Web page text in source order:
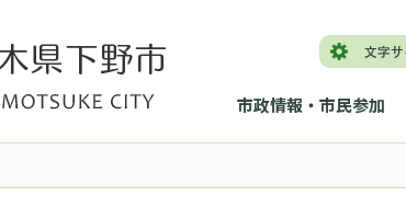
市政情報・市民参加